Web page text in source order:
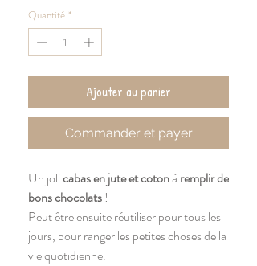
Quantité *
Ajouter au panier
Commander et payer
Un jolicabas en jute et cotonà remplir de
bons chocolats !
Peut être ensuite réutiliser pour tous les
jours, pour ranger les petites choses de la
vie quotidienne.